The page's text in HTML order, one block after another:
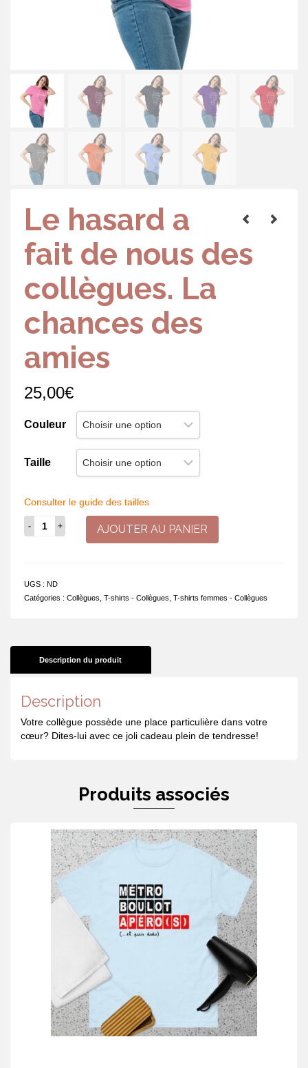
Le hasard a
fait de nous des
collègues. La
chances des
amies
25,00€
Couleur
Taille
Consulter le guide des tailles
quantité
de
de
collègues.
La
chances
amies
AJOUTER AU PANIER
UGS : ND
Catégories : Collègues T-shirts - Collègues T-shirts femmes - Collègues
Description du produit
Description
Votre collègue possède une place particulière dans votre
cœur? Dites-lui avec ce joli cadeau plein de tendresse!
Produits associés